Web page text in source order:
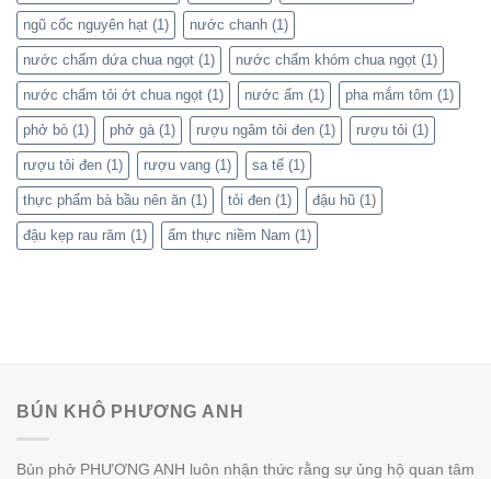
ngũ cốc nguyên hạt (1) nước chanh (1)
nước chấm dứa chua ngọt (1) nước chấm khóm chua ngọt (1)
nước chấm tỏi ớt chua ngọt (1) nước ấm (1) pha mắm tôm (1)
phở bò (1) phở gà(1) rượu ngâm tỏi đen (1) rượu tỏi (1)
rượu tỏi đen (1) rượu vang (1) sa tế (1)
thực phẩm bà bầu nên ăn (1) tỏi đen (1) đậu hũ (1)
đậu kẹp rau răm (1) ẩm thực niềm Nam (1)
BÚN KHÔ PHƯƠNG ANH
Bún phở PHƯƠNG ANH luôn nhận thức rằng sự ủng hộ quan tâm